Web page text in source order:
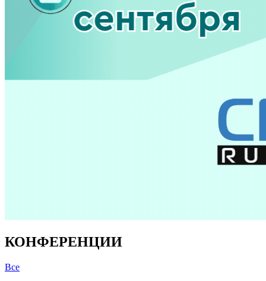
КОНФЕРЕНЦИИ
Все